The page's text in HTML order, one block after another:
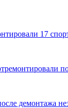
17
демонтажа